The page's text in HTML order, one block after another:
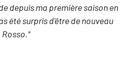
depuis ma première saison en
été surpris d'être de nouveau